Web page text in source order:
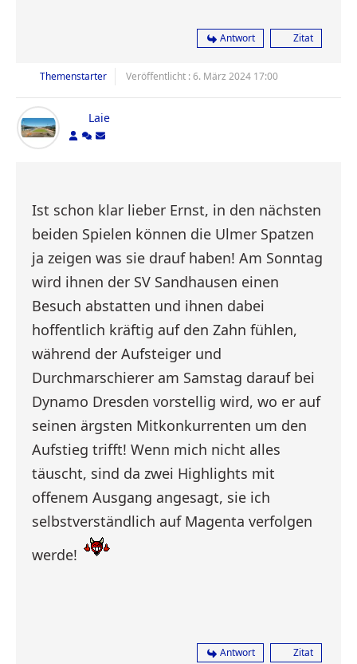
Antwort Zitat
Themenstarter Veröffentlicht : 6. März 2024 17:00
Laie
Ist schon klar lieber Ernst, in den nächsten
beiden Spielen können die Ulmer Spatzen
ja zeigen was sie drauf haben! Am Sonntag
wird ihnen der SV Sandhausen einen
Besuch abstatten und ihnen dabei
hoffentlich kräftig auf den Zahn fühlen,
während der Aufsteiger und
Durchmarschierer am Samstag darauf bei
Dynamo Dresden vorstellig wird, wo er auf
seinen ärgsten Mitkonkurrenten um den
Aufstieg trifft! Wenn mich nicht alles
täuscht, sind da zwei Highlights mit
offenem Ausgang angesagt, sie ich
selbstverständlich auf Magenta verfolgen
werde!
Antwort Zitat